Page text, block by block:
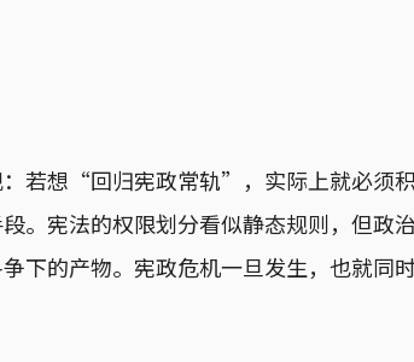
若想“回归宪政常轨”，实际上就必须
。宪法的权限划分看似静态规则，但政
下的产物。宪政危机一旦发生，也就同